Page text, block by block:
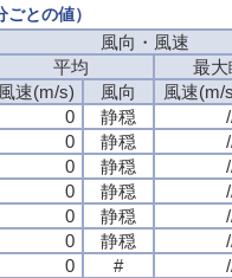
との値）
風向・風速
平均
最大
風速(m/s)
風向
風速(m/
0 静穏
0 静穏
0 静穏
0 静穏
0 静穏
0 静穏
0 #